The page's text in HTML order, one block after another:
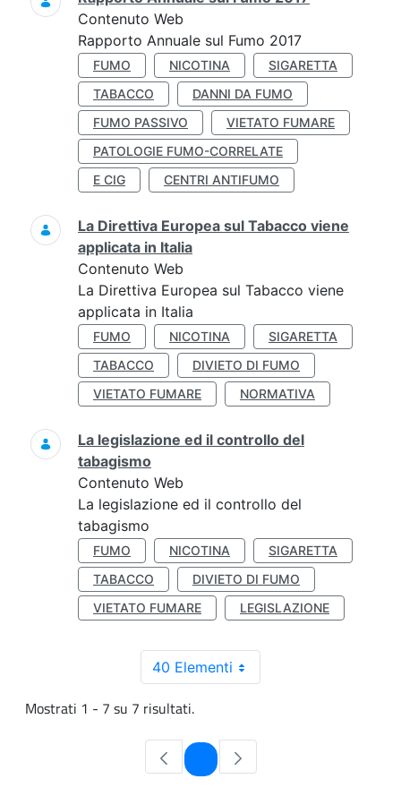
Contenuto Web
Rapporto Annuale sul Fumo 2017
FUMO NICOTINA
SIGARETTA
TABACCO
DANNI DA FUMO
FUMO PASSIVO
VIETATO FUMARE
PATOLOGIE FUMO-CORRELATE
E CIG
CENTRI ANTIFUMO
La Direttiva Europea sul Tabacco viene
applicata in Italia
Contenuto Web
La Direttiva Europea sul Tabacco viene
applicata in Italia
FUMO NICOTINA
SIGARETTA
TABACCO
DIVIETO DI FUMO
VIETATO FUMARE
NORMATIVA
La legislazione ed il controllo del
tabagismo
Contenuto Web
La legislazione ed il controllo del
tabagismo
FUMO NICOTINA
SIGARETTA
TABACCO
DIVIETO DI FUMO
VIETATO FUMARE
LEGISLAZIONE
40 Elementi
Mostrati 1 - 7 su 7 risultati.
Pagina